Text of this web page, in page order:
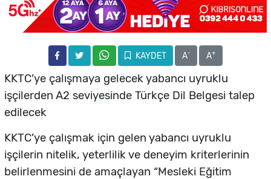
KAYDET A- A+
KKTC’ye çalışmaya gelecek yabancı uyruklu
işçilerden A2 seviyesinde Türkçe Dil Belgesi talep
edilecek
KKTC’ye çalışmak için gelen yabancı uyruklu
işçilerin nitelik, yeterlilik ve deneyim kriterlerinin
belirlenmesini de amaçlayan “Mesleki Eğitim